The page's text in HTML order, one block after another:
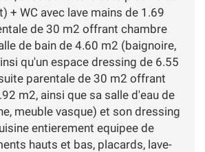
+ WC avec lave mains de 1.69
de 30 m2 offrant chambre
de bain de 4.60 m2 (baignoire,
qu'un espace dressing de 6.55
parentale de 30 m2 offrant
m2, ainsi que sa salle d'eau de
meuble vasque) et son dressing
entierement equipee de
hauts et bas, placards, lave-